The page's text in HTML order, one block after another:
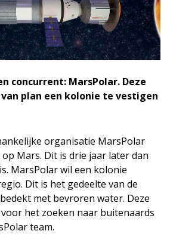
concurrent: MarsPolar. Deze
plan een kolonie te vestigen
organisatie MarsPolar
Mars. Dit is drie jaar later dan
MarsPolar wil een kolonie
Dit is het gedeelte van de
met bevroren water. Deze
het zoeken naar buitenaards
team.